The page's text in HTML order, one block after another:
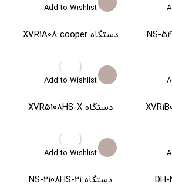
Add to Wishlist
دستگاه XVR1A08 cooper
Add to Wishlist
دستگاه XVR5108HS-X
Add to Wishlist
دستگاه NS-2108HS-21